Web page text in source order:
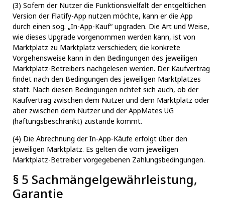
(3) Sofern der Nutzer die Funktionsvielfalt der entgeltlichen
Version der Flatify-App nutzen möchte, kann er die App
durch einen sog. „In-App-Kauf“ upgraden. Die Art und Weise,
wie dieses Upgrade vorgenommen werden kann, ist von
Marktplatz zu Marktplatz verschieden; die konkrete
Vorgehensweise kann in den Bedingungen des jeweiligen
Marktplatz-Betreibers nachgelesen werden. Der Kaufvertrag
findet nach den Bedingungen des jeweiligen Marktplatzes
statt. Nach diesen Bedingungen richtet sich auch, ob der
Kaufvertrag zwischen dem Nutzer und dem Marktplatz oder
aber zwischen dem Nutzer und der AppMates UG
(haftungsbeschränkt) zustande kommt.
(4) Die Abrechnung der In-App-Käufe erfolgt über den
jeweiligen Marktplatz. Es gelten die vom jeweiligen
Marktplatz-Betreiber vorgegebenen Zahlungsbedingungen.
§ 5 Sachmängelgewährleistung,
Garantie